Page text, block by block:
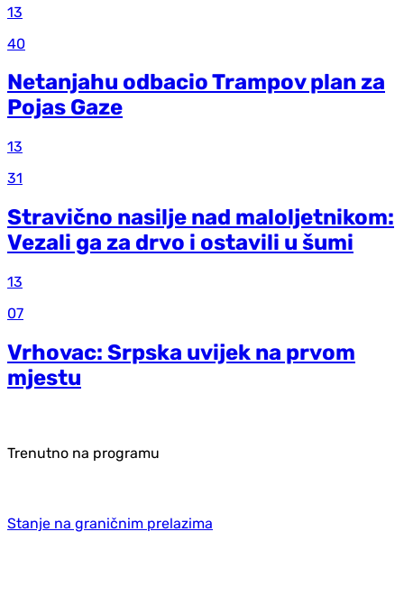
13
40
Netanjahu odbacio Trampov plan za
Pojas Gaze
13
31
Stravično nasilje nad maloljetnikom:
Vezali ga za drvo i ostavili u šumi
13
07
Vrhovac: Srpska uvijek na prvom
mjestu
Trenutno na programu
Stanje na graničnim prelazima